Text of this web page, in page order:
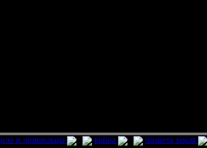
нло и пришельцы война планета земля